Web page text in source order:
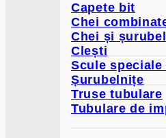
Capete bit
Chei
Chei și
Clești
Scule speciale
Șurubelnițe
Truse tubulare
Tubulare de